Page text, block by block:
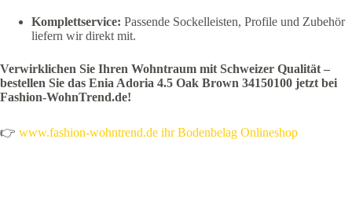
Komplettservice: Passende Sockelleisten, Profile und Zubehör
liefern wir direkt mit.
Verwirklichen Sie Ihren Wohntraum mit Schweizer Qualität –
bestellen Sie das Enia Adoria 4.5 Oak Brown 34150100 jetzt bei
Fashion-WohnTrend.de!
👉 www.fashion-wohntrend.de ihr Bodenbelag Onlineshop